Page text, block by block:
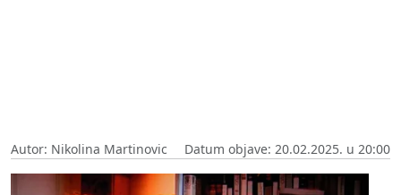
Autor: Nikolina Martinovic Datum objave: 20.02.2025. u 20:00